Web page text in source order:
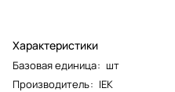
Характеристики
Базовая единица: шт
Производитель: IEK